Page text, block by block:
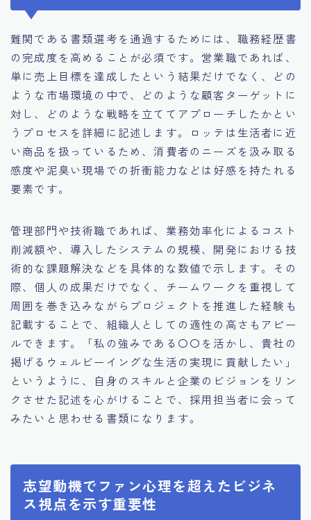
難関である書類選考を通過するためには、職務経歴書
の完成度を高めることが必須です。営業職であれば、
単に売上目標を達成したという結果だけでなく、どの
ような市場環境の中で、どのような顧客ターゲットに
対し、どのような戦略を立ててアプローチしたかとい
うプロセスを詳細に記述します。ロッテは生活者に近
い商品を扱っているため、消費者のニーズを汲み取る
感度や泥臭い現場での折衝能力などは好感を持たれる
要素です。
管理部門や技術職であれば、業務効率化によるコスト
削減額や、導入したシステムの規模、開発における技
術的な課題解決などを具体的な数値で示します。その
際、個人の成果だけでなく、チームワークを重視して
周囲を巻き込みながらプロジェクトを推進した経験も
記載することで、組織人としての適性の高さもアピー
ルできます。「私の強みである〇〇を活かし、貴社の
掲げるウェルビーイングな生活の実現に貢献したい」
というように、自身のスキルと企業のビジョンをリン
クさせた記述を心がけることで、採用担当者に会って
みたいと思わせる書類になります。
志望動機でファン心理を超えたビジネ
ス視点を示す重要性